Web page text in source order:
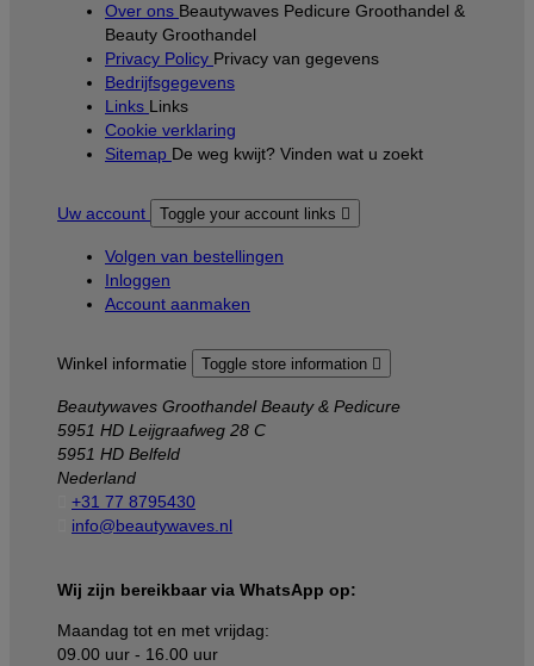
Over ons Beautywaves Pedicure Groothandel &
Beauty Groothandel
Privacy Policy Privacy van gegevens
Bedrijfsgegevens
Links Links
Cookie verklaring
Sitemap De weg kwijt? Vinden wat u zoekt
Uw account Toggle your account links 
Volgen van bestellingen
Inloggen
Account aanmaken
Winkel informatie Toggle store information 
Beautywaves Groothandel Beauty & Pedicure
5951 HD Leijgraafweg 28 C
5951 HD Belfeld
Nederland
+31 77 8795430
info@beautywaves.nl
Wij zijn bereikbaar via WhatsApp op:
Maandag tot en met vrijdag:
09.00 uur - 16.00 uur